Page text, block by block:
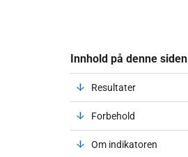
Innhold på denne siden
Resultater
Forbehold
Om indikatoren